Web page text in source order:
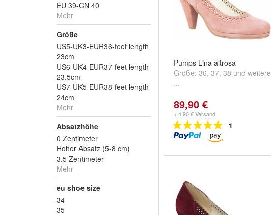
EU 39-CN 40
Mehr
Größe
US5-UK3-EUR36-feet length
23cm
US6-UK4-EUR37-feet length
23.5cm
US7-UK5-EUR38-feet length
24cm
Mehr
Absatzhöhe
0 Zentimeter
Hoher Absatz (5-8 cm)
3.5 Zentimeter
Mehr
eu shoe size
34
35
Pumps Lina altrosa
Größe: 36, 37, 38 und weitere
...
89,90 €
+ 4,90 € Versand
1